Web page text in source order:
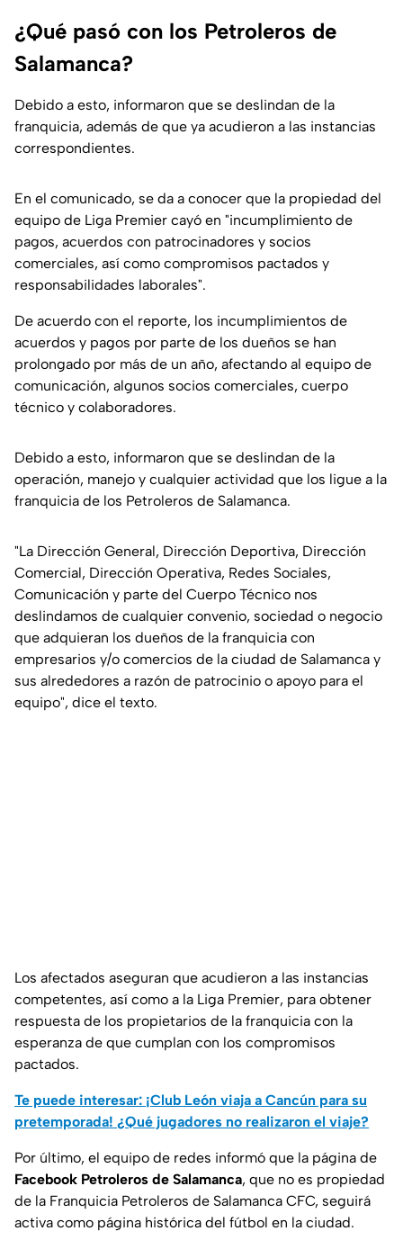
¿Qué pasó con los Petroleros de
Salamanca?
Debido a esto, informaron que se deslindan de la
franquicia, además de que ya acudieron a las instancias
correspondientes.
En el comunicado, se da a conocer que la propiedad del
equipo de Liga Premier cayó en "incumplimiento de
pagos, acuerdos con patrocinadores y socios
comerciales, así como compromisos pactados y
responsabilidades laborales".
De acuerdo con el reporte, los incumplimientos de
acuerdos y pagos por parte de los dueños se han
prolongado por más de un año, afectando al equipo de
comunicación, algunos socios comerciales, cuerpo
técnico y colaboradores.
Debido a esto, informaron que se deslindan de la
operación, manejo y cualquier actividad que los ligue a la
franquicia de los Petroleros de Salamanca.
"La Dirección General, Dirección Deportiva, Dirección
Comercial, Dirección Operativa, Redes Sociales,
Comunicación y parte del Cuerpo Técnico nos
deslindamos de cualquier convenio, sociedad o negocio
que adquieran los dueños de la franquicia con
empresarios y/o comercios de la ciudad de Salamanca y
sus alrededores a razón de patrocinio o apoyo para el
equipo", dice el texto.
Los afectados aseguran que acudieron a las instancias
competentes, así como a la Liga Premier, para obtener
respuesta de los propietarios de la franquicia con la
esperanza de que cumplan con los compromisos
pactados.
Te puede interesar: ¡Club León viaja a Cancún para su
pretemporada! ¿Qué jugadores no realizaron el viaje?
Por último, el equipo de redes informó que la página de
Facebook Petroleros de Salamanca, que no es propiedad
de la Franquicia Petroleros de Salamanca CFC, seguirá
activa como página histórica del fútbol en la ciudad.